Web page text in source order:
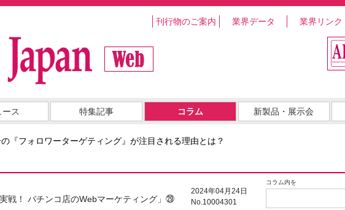
刊行物のご案内 業界データ 業界リンク
ース 特集記事 コラム 新製品・展示会
『フォロワーターゲティング』が注目される理由とは？
コラム内を
2024年04月24日
No.10004301
！ パチンコ店のWebマーケティング」㉙